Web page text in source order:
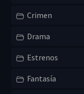
Crimen
Drama
Estrenos
Fantasía